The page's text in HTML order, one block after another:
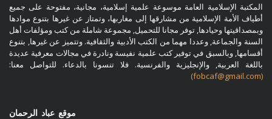
المكتبة الإسلامية العامة موسوعة علمية إسلامية، مجانية، مفتوحة على جميع
أطياف الأمة الإسلامية من مشارقها إلى مغاربها، وتمتاز عن غيرها بتنوع موادها
وبمصداقيتها وحيادها, توفر مجانا للتحميل, مجموعة شاملة من كتب ومؤلفات أهل
السنة والجماعة, وعددا مهما من الكتب الأدبية والثقافية. وتتميز عن غيرها, بتنوع
أقسامها, وبالسبق في توفير كتب علمية نفيسة ونادرة في مجالات معرفية عديدة
باللغة العربية, والإنجليزية والفرنسية. فلا تنسونا بالدعاء. للتواصل معنا:
(fobcaf@gmail.com)
موقع عباد الرحمان